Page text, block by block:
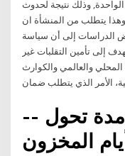
الواحدة, وذلك نتيجة لحدوث
وهذا يتطلب من المنشأة ان
الدراسات إلى أن سياسة
إلى تأمين التقلبات غير
والعالمي والكوارث
الأمر الذي يتطلب ضمان
-- صيغة السي أم أيه - مدة تحول
المخزون